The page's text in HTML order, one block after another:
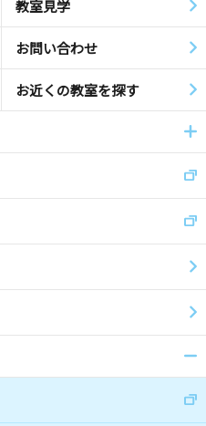
教室見学
お問い合わせ
お近くの教室を探す